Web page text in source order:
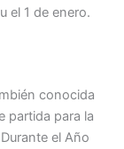
el 1 de enero.
conocida
partida para la
el Año